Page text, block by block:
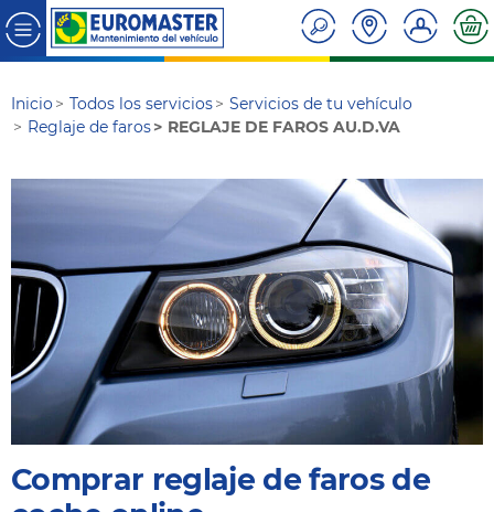
Inicio Todos los servicios
Servicios de tu vehículo
Reglaje de faros
REGLAJE DE FAROS AU.D.VA
Comprar reglaje de faros de